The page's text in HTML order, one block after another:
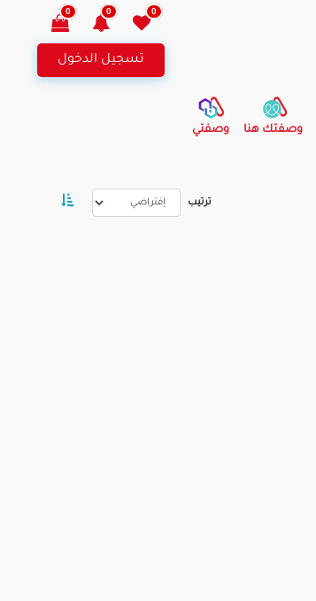
0
0
0
تسجيل الدخول
وصفتك هنا وصفتي
ترتيب